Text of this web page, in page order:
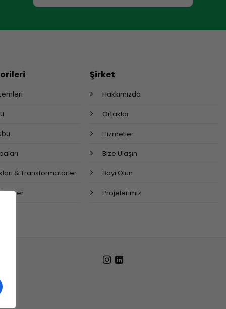
& Transformatörler
Şirket
Hakkımızda
Ortaklar
Hizmetler
Bize Ulaşın
Bayi Olun
Projelerimiz